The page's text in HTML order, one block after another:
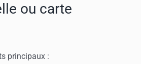
ou carte
principaux :